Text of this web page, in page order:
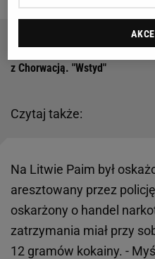
Czytaj także:
z Chorwacją. "Wstyd"
Na Litwie Paim był
aresztowany przez
oskarżony o handel
zatrzymania miał przy
12 gramów kokainy. -